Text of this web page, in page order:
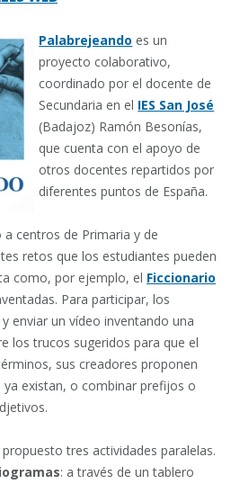
Palabrejeando es un
proyecto colaborativo,
coordinado por el docente de
Secundaria en el IES San José
(Badajoz) Ramón Besonías,
que cuenta con el apoyo de
otros docentes repartidos por
diferentes puntos de España.
centros de Primaria y de
retos que los estudiantes pueden
como, por ejemplo, el Ficcionario
Para participar, los
enviar un vídeo inventando una
los trucos sugeridos para que el
sus creadores proponen
existan, o combinar prefijos o
tres actividades paralelas.
: a través de un tablero